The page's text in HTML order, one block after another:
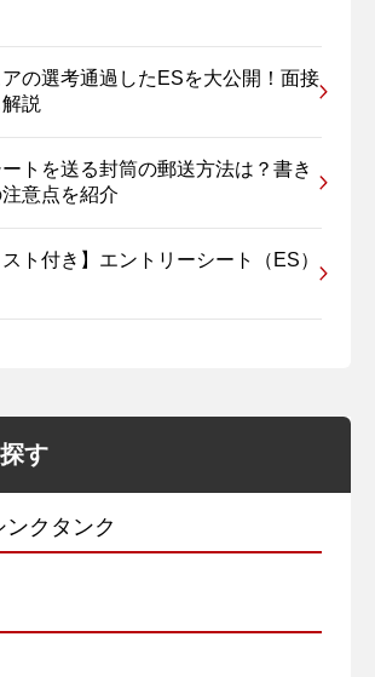
の選考通過したESを大公開！面接
説
トを送る封筒の郵送方法は？書き
意点を紹介
スト付き】エントリーシート（ES）
す
ンクタンク